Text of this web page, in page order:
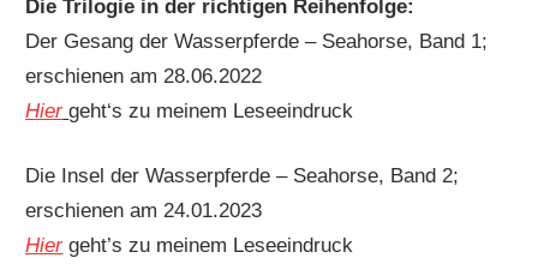
Die Trilogie in der richtigen Reihenfolge:
Der Gesang der Wasserpferde – Seahorse, Band 1;
erschienen am 28.06.2022
Hier geht‘s zu meinem Leseeindruck
Die Insel der Wasserpferde – Seahorse, Band 2;
erschienen am 24.01.2023
Hiergeht’s zu meinem Leseeindruck